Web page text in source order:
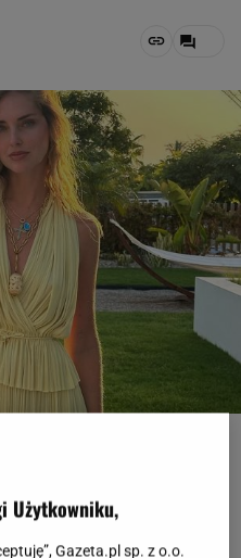
Użytkowniku,
Gazeta.pl sp. z o.o.